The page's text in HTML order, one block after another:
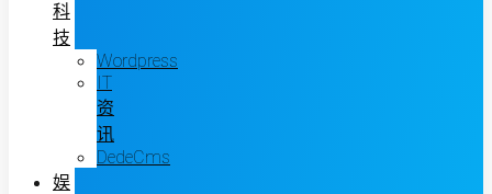
科
技
Wordpress
IT
资
讯
DedeCms
娱